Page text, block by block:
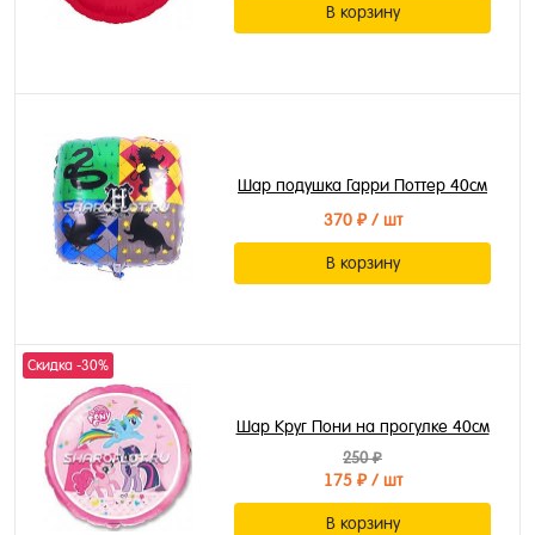
В корзину
Шар подушка Гарри Поттер 40см
370 ₽/ шт
В корзину
Скидка -30%
Шар Круг Пони на прогулке 40см
250 ₽
175 ₽/ шт
В корзину